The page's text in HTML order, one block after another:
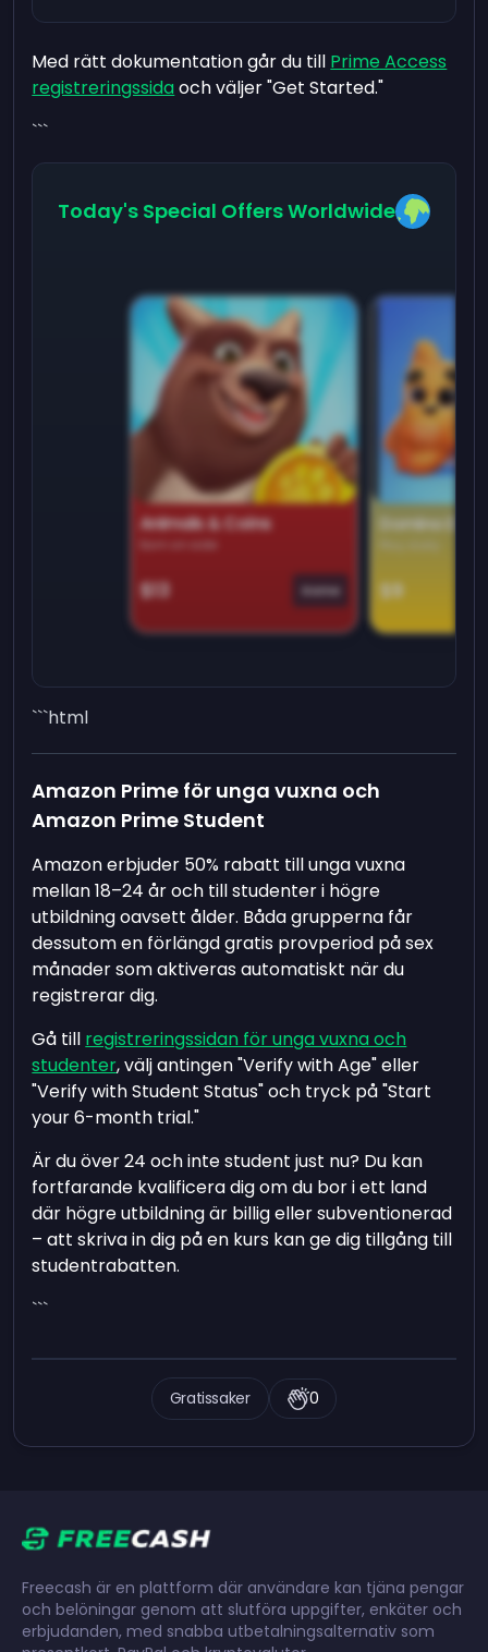
Med rätt dokumentation går du till Prime Access
registreringssidaoch väljer "Get Started."
```
Today's Special Offers Worldwide
Animals & Coins
Earn on side
$13 Game
Domino
$9
```html
Amazon Prime för unga vuxna och
Amazon Prime Student
Amazon erbjuder 50% rabatt till unga vuxna
mellan 18–24 år och till studenter i högre
utbildning oavsett ålder. Båda grupperna får
dessutom en förlängd gratis provperiod på sex
månader som aktiveras automatiskt när du
registrerar dig.
Gå till registreringssidan för unga vuxna och
studenter, välj antingen "Verify with Age" eller
"Verify with Student Status" och tryck på "Start
your 6-month trial."
Är du över 24 och inte student just nu? Du kan
fortfarande kvalificera dig om du bor i ett land
där högre utbildning är billig eller subventionerad
– att skriva in dig på en kurs kan ge dig tillgång till
studentrabatten.
```
Gratissaker 0
Freecash är en plattform där användare kan tjäna pengar
och belöningar genom att slutföra uppgifter, enkäter och
erbjudanden, med snabba utbetalningsalternativ som